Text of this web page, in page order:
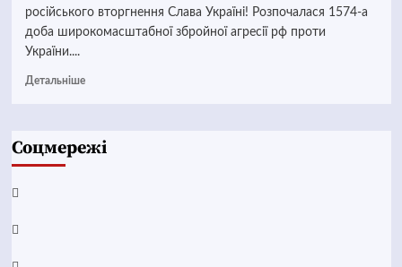
російського вторгнення Слава Україні! Розпочалася 1574-а
доба широкомасштабної збройної агресії рф проти
України....
Детальніше
Соцмережі
Facebook
YouTube